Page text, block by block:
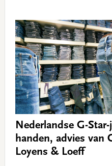
Nederlandse G-
handen, advies van
Loyens & Loeff